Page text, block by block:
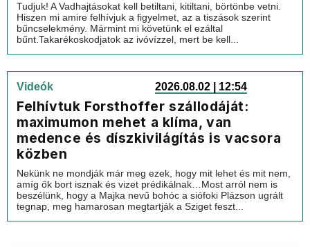
Tudjuk! A Vadhajtásokat kell betiltani, kitiltani, börtönbe vetni.
Hiszen mi amire felhívjuk a figyelmet, az a tiszások szerint
bűncselekmény. Mármint mi követünk el ezáltal
bűnt.Takarékoskodjatok az ivóvízzel, mert be kell...
Videók 2026.08.02 | 12:54
Felhívtuk Forsthoffer szállodáját:
maximumon mehet a klíma, van
medence és díszkivilágítás is vacsora
közben
Nekünk ne mondják már meg ezek, hogy mit lehet és mit nem,
amíg ők bort isznak és vizet prédikálnak…Most arról nem is
beszélünk, hogy a Majka nevű bohóc a siófoki Plázson ugrált
tegnap, meg hamarosan megtartják a Sziget feszt...